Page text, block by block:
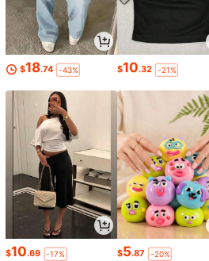
$18.74 -43% $10.32 -21%
$10.69 -17% $5.87 -20%